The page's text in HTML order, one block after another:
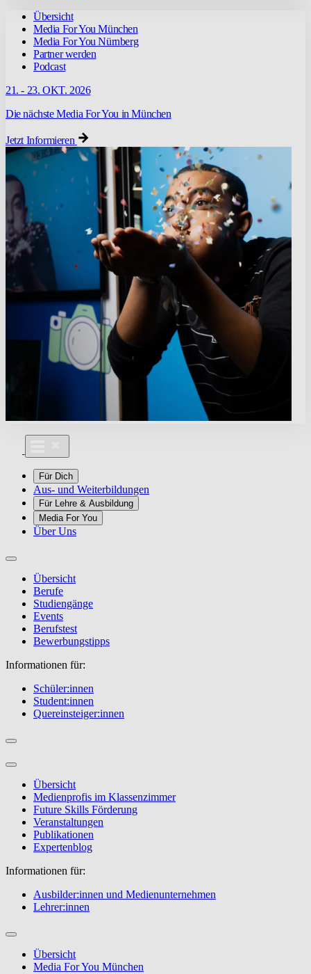
Übersicht
Media For You München
Media For You Nürnberg
Partner werden
Podcast
21. - 23. OKT. 2026
Die nächste Media For You in München
Jetzt Informieren
Für Dich
Aus- und Weiterbildungen
Für Lehre & Ausbildung
Media For You
Über Uns
Übersicht
Berufe
Studiengänge
Events
Berufstest
Bewerbungstipps
Informationen für:
Schüler:innen
Student:innen
Quereinsteiger:innen
Übersicht
Medienprofis im Klassenzimmer
Future Skills Förderung
Veranstaltungen
Publikationen
Expertenblog
Informationen für:
Ausbilder:innen und Medienunternehmen
Lehrer:innen
Übersicht
Media For You München